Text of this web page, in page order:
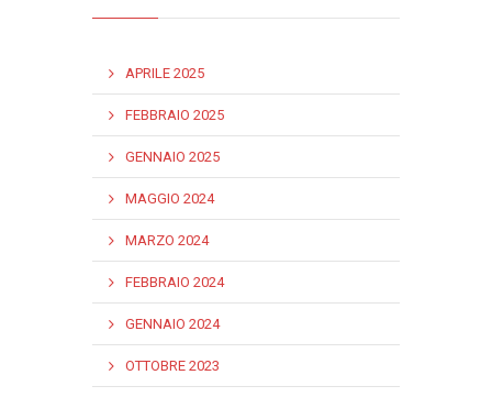
APRILE 2025
FEBBRAIO 2025
GENNAIO 2025
MAGGIO 2024
MARZO 2024
FEBBRAIO 2024
GENNAIO 2024
OTTOBRE 2023